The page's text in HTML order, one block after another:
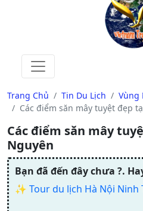
Trang Chủ Tin Du Lịch
Vùng
Các điểm săn mây tuyệt đẹp
Các điểm săn mây
Nguyên
Bạn đã đến đây chưa ?.
✨ Tour du lịch Hà Nội Ninh